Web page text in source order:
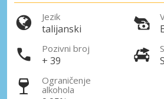
Jezik
talijanski
Pozivni broj
+ 39
Ograničenje
alkohola